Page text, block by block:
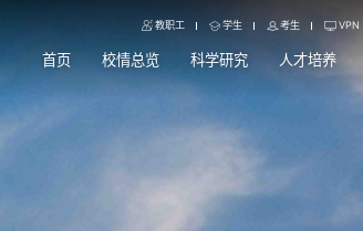
教职工 学生 考生 VPN
首页 校情总览 科学研究 人才培养